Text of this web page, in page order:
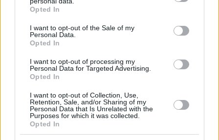
grant or deny consent to Google and its third-party tags to
use your data for below specified purposes in below Google
consent section.
Opted In
I want to opt-out of the Sale of my
Personal Data.
Opted In
I want to opt-out of processing my
Personal Data for Targeted Advertising.
Opted In
I want to opt-out of Collection, Use,
Retention, Sale, and/or Sharing of my
Personal Data that Is Unrelated with the
Purposes for which it was collected.
Opted In
επιχειρηματίας Νίκος Μπρουτζάκης: Καταγγέλλει
κλειστή κάστα, «λένε προδότες και πληρωμένους
όσους αποχωρούν»
08.08.2026, 18:48